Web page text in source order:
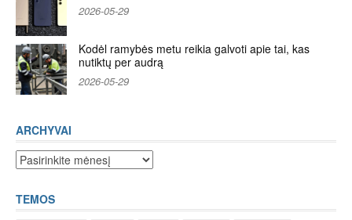
2026-05-29
Kodėl ramybės metu reikia galvoti apie tai, kas
nutiktų per audrą
2026-05-29
ARCHYVAI
Archyvai
TEMOS